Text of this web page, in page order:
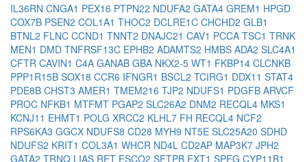
IL36RN CNGA1 PEX16 PTPN22 NDUFA2 GATA4 GREM1 HPGD
COX7B PSEN2 COL1A1 THOC2 DCLRE1C CHCHD2 GLB1
BTNL2 FLNC CCND1 TNNT2 DNAJC21 CAV1 PCCA TSC1 TRNK
MEN1 DMD TNFRSF13C EPHB2 ADAMTS2 HMBS ADA2 SLC4A1
CFTR CAVIN1 C4A GANAB GBA NKX2-5 WT1 FKBP14 CLCNKB
PPP1R15B SOX18 CCR6 IFNGR1 BSCL2 TCIRG1 DDX11 STAT4
PDE8B CHST3 AMER1 TMEM216 TJP2 NDUFS1 PDGFB ARVCF
PROC NFKB1 MTFMT PGAP2 SLC26A2 DNM2 RECQL4 MKS1
KCNJ11 EHMT1 POLG XRCC2 KLHL7 FH RECQL4 NCF2
RPS6KA3 GGCX NDUFS8 CD28 MYH9 NT5E SLC25A20 SDHD
NDUFS2 KRIT1 COL3A1 WHCR ND4L CD2AP MAP3K7 JPH2
GATA2 TRNQ LIAS RET ESCO2 SFTPB EXT1 SPEG CYP11B1